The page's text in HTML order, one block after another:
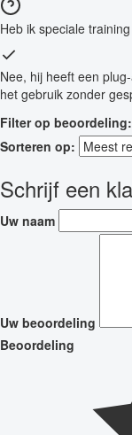
Heb ik speciale
Nee, hij heeft een
het gebruik zonder
Filter op beoordeling:
Sorteren op:
Schrijf een
Uw naam
Uw beoordeling
Beoordeling